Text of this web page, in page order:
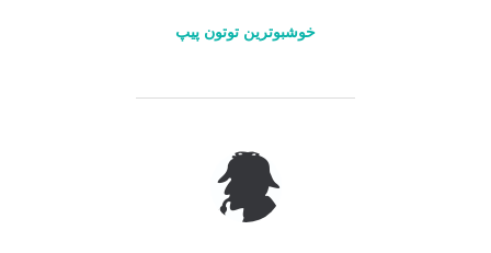
خوشبوترین توتون پیپ
POST AUTHOR